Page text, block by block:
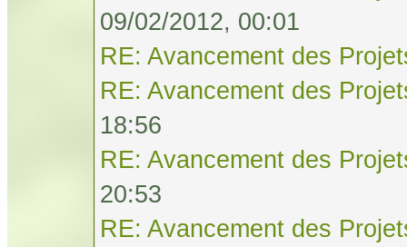
09/02/2012, 00:01
RE: Avancement des
RE: Avancement des
18:56
RE: Avancement des
20:53
RE: Avancement des